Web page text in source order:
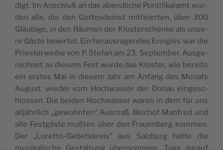
digt. Im Ansc­hluß an das abend­lic­he Pon­tifi­ka­lamt wur­
den alle, die den Got­tes­de­inst mit­fe­i­er­ten, über 300
Gläu­b­ige, in den Räu­men der Klo­s­ter­sc­hen­ke als unse­
re Gäs­te bewir­tet. Ein hera­u­s­ra­gen­des Ere­i­g­nis war die
Pri­e­s­te­rwe­i­he von P. Ste­fan am 23. Sep­tem­ber. Aus­ge­
rec­hnet zu die­sem Fest wur­de das Klo­s­ter, wie bere­its
ein ers­tes Mal in die­sem Jahr am Anfang des Monats
August, wie­der vom Hoc­hwas­ser der Donau ein­ge­sc­
hlos­sen. Die bei­den Hoc­hwas­ser waren in dem für uns
alljähr­lich „gewo­hn­ten“ Aus­maß. Bisc­hof Man­fred und
alle Fest­gäs­te mußten über den Fra­u­en­berg kom­men.
Der „Loret­to-Gebet­s­kre­is“ aus Salz­burg hat­te die
musi­ka­li­sc­he Ges­tal­tung über­nom­men. Tags dara­uf